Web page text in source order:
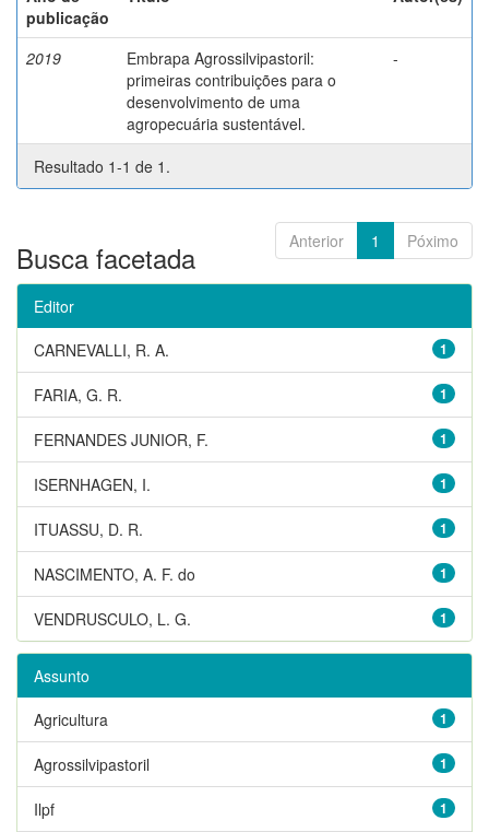
publicação
2019
Embrapa Agrossilvipastoril:
primeiras contribuições para o
desenvolvimento de uma
agropecuária sustentável.
-
Resultado 1-1 de 1.
Anterior 1 Póximo
Busca facetada
Editor
1
CARNEVALLI, R. A.
1
FARIA, G. R.
1
FERNANDES JUNIOR, F.
1
ISERNHAGEN, I.
1
ITUASSU, D. R.
1
NASCIMENTO, A. F. do
1
VENDRUSCULO, L. G.
Assunto
1
Agricultura
1
Agrossilvipastoril
1
Ilpf